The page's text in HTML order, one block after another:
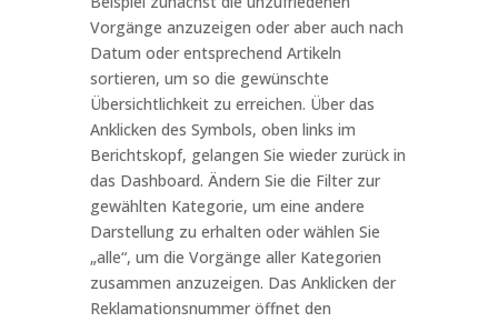
Vorgänge anzuzeigen oder aber auch nach
Datum oder entsprechend Artikeln
sortieren, um so die gewünschte
Übersichtlichkeit zu erreichen. Über das
Anklicken des Symbols, oben links im
Berichtskopf, gelangen Sie wieder zurück in
das Dashboard. Ändern Sie die Filter zur
gewählten Kategorie, um eine andere
Darstellung zu erhalten oder wählen Sie
„alle“, um die Vorgänge aller Kategorien
zusammen anzuzeigen. Das Anklicken der
Reklamationsnummer öffnet den